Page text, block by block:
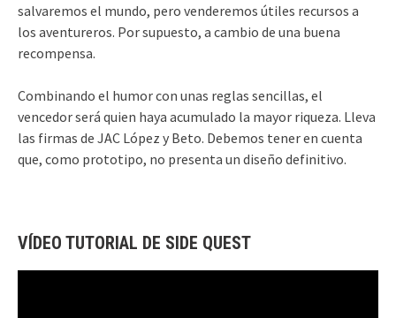
salvaremos el mundo, pero venderemos útiles recursos a
los aventureros. Por supuesto, a cambio de una buena
recompensa.
Combinando el humor con unas reglas sencillas, el
vencedor será quien haya acumulado la mayor riqueza. Lleva
las firmas de JAC López y Beto. Debemos tener en cuenta
que, como prototipo, no presenta un diseño definitivo.
VÍDEO TUTORIAL DE SIDE QUEST